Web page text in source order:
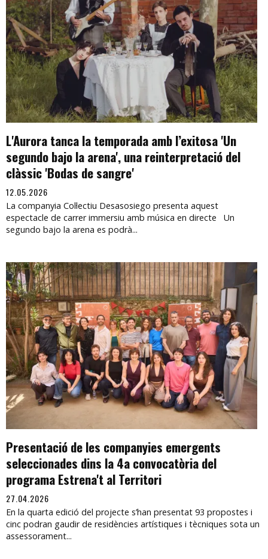
L'Aurora tanca la temporada amb l’exitosa 'Un
segundo bajo la arena', una reinterpretació del
clàssic 'Bodas de sangre'
12.05.2026
La companyia Col·lectiu Desasosiego presenta aquest
espectacle de carrer immersiu amb música en directe Un
segundo bajo la arena es podrà...
Presentació de les companyies emergents
seleccionades dins la 4a convocatòria del
programa Estrena't al Territori
27.04.2026
En la quarta edició del projecte s’han presentat 93 propostes i
cinc podran gaudir de residències artístiques i tècniques sota un
assessorament...